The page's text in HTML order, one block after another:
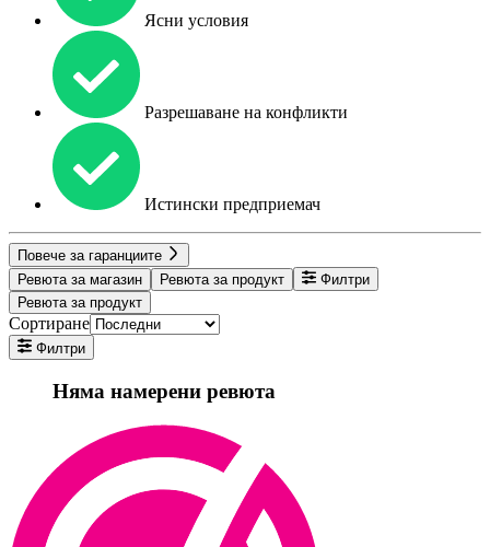
Ясни условия
Разрешаване на конфликти
Истински предприемач
Повече за гаранциите
Ревюта за магазин
Ревюта за продукт
Филтри
Ревюта за продукт
Сортиране
Филтри
Няма намерени ревюта